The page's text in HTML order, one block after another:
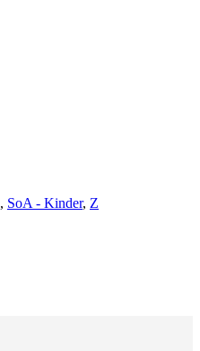
, SoA - Kinder, Z